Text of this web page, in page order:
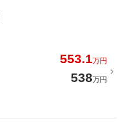
553.1万円
538万円